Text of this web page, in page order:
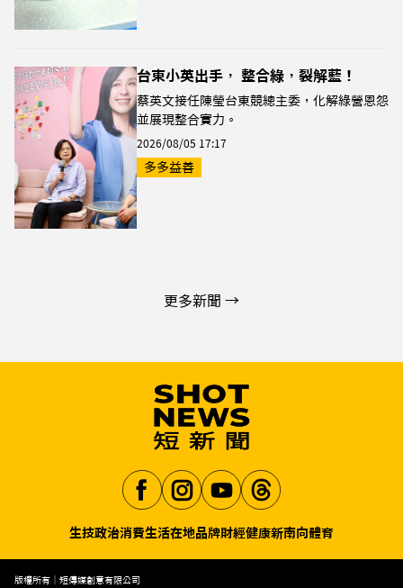
台東小英出手， 整合綠，裂解藍！
蔡英文接任陳瑩台東競總主委，化解綠營恩怨
並展現整合實力。
2026/08/05 17:17
多多益善
更多新聞 →
Aa
生技政治消費生活在地品牌財經健康新南向體育
版權所有｜短傳媒創意有限公司